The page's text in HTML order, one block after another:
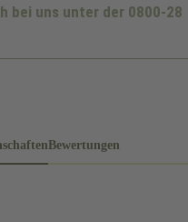
bei uns unter der 0800-28
Bewertungen